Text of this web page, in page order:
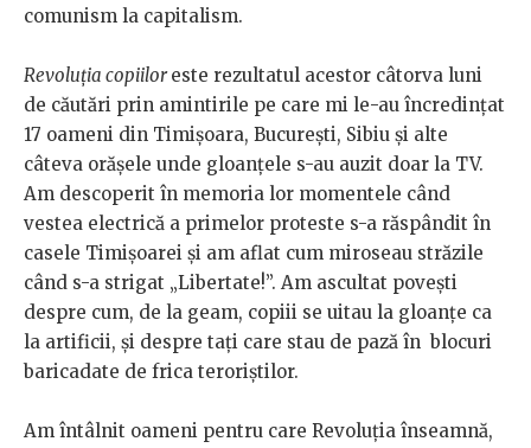
comunism la capitalism.
Revoluția copiiloreste rezultatul acestor câtorva luni
de căutări prin amintirile pe care mi le-au încredințat
17 oameni din Timișoara, București, Sibiu și alte
câteva orășele unde gloanțele s-au auzit doar la TV.
Am descoperit în memoria lor momentele când
vestea electrică a primelor proteste s-a răspândit în
casele Timișoarei și am aflat cum miroseau străzile
când s-a strigat „Libertate!”. Am ascultat povești
despre cum, de la geam, copiii se uitau la gloanțe ca
la artificii, și despre tați care stau de pază în blocuri
baricadate de frica teroriștilor.
Am întâlnit oameni pentru care Revoluția înseamnă,